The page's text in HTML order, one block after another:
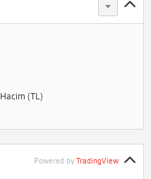
Hacim (TL)
Powered by TradingView